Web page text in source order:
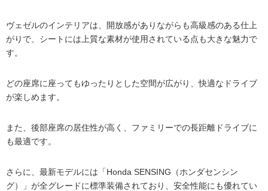
ヴェゼルのインテリアは、開放感がありながらも高級感のある仕上
がりで、シートには上質な素材が使用されている点も大きな魅力で
す。
どの座席に座ってもゆったりとした空間が広がり、快適なドライブ
が楽しめます。
また、後部座席の居住性が高く、ファミリーでの長距離ドライブに
も最適です。
さらに、最新モデルには「Honda SENSING（ホンダセンシン
グ）」が全グレードに標準装備されており、安全性能にも優れてい